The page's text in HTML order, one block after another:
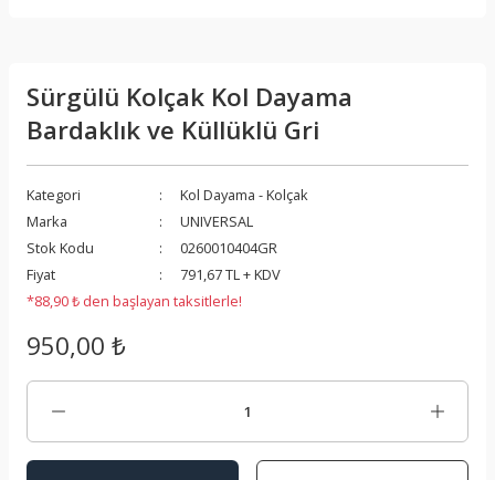
Sürgülü Kolçak Kol Dayama
Bardaklık ve Küllüklü Gri
Kategori
Kol Dayama - Kolçak
Marka
UNIVERSAL
Stok Kodu
0260010404GR
Fiyat
791,67 TL + KDV
*88,90 ₺ den başlayan taksitlerle!
950,00 ₺